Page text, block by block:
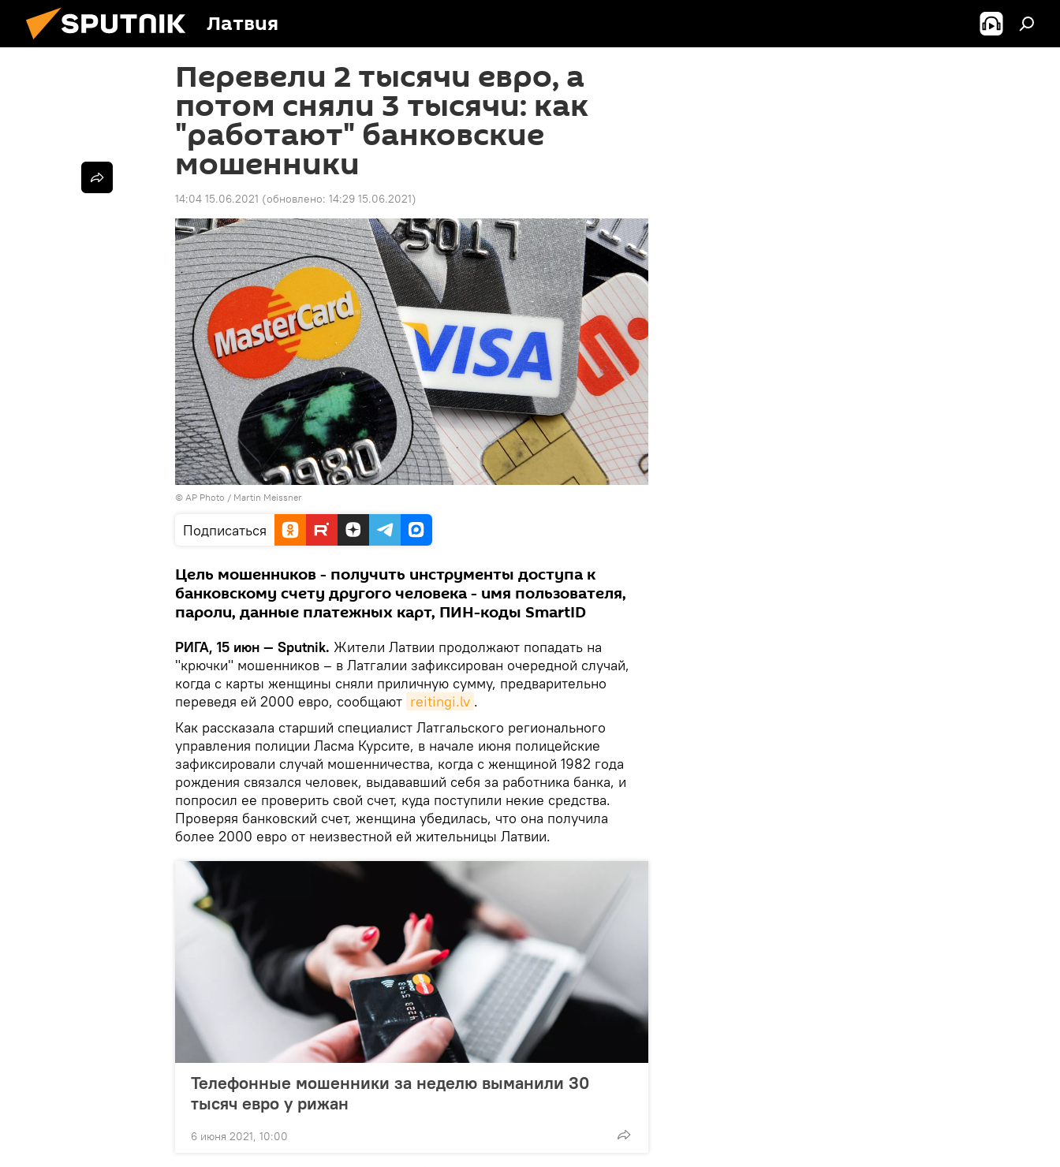
Латвия
Перевели 2 тысячи евро, а
потом сняли 3 тысячи: как
"работают" банковские
мошенники
14:04 15.06.2021 (обновлено: 14:29 15.06.2021)
© AP Photo / Martin Meissner
Подписаться
Цель мошенников - получить инструменты доступа к
банковскому счету другого человека - имя пользователя,
пароли, данные платежных карт, ПИН-коды SmartID
РИГА, 15 июн — Sputnik. Жители Латвии продолжают попадать на
"крючки" мошенников – в Латгалии зафиксирован очередной случай,
когда с карты женщины сняли приличную сумму, предварительно
переведя ей 2000 евро, сообщают reitingi.lv .
Как рассказала старший специалист Латгальского регионального
управления полиции Ласма Курсите, в начале июня полицейские
зафиксировали случай мошенничества, когда с женщиной 1982 года
рождения связался человек, выдававший себя за работника банка, и
попросил ее проверить свой счет, куда поступили некие средства.
Проверяя банковский счет, женщина убедилась, что она получила
более 2000 евро от неизвестной ей жительницы Латвии.
Телефонные мошенники за неделю выманили 30
тысяч евро у рижан
6 июня 2021, 10:00